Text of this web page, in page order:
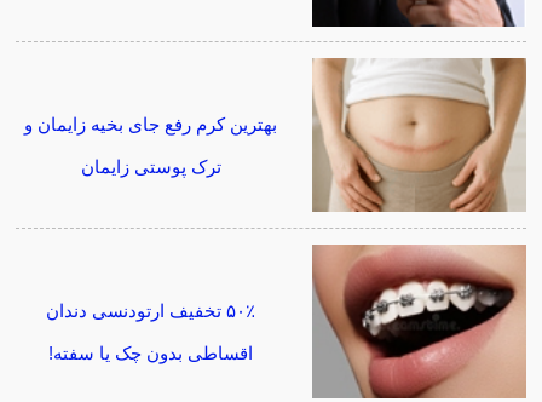
بهترین کرم رفع جای بخیه زایمان و
ترک پوستی زایمان
۵۰٪ تخفیف ارتودنسی دندان
اقساطی بدون چک یا سفته!